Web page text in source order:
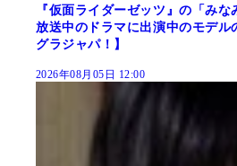
『仮面ライダーゼッツ』の「み
放送中のドラマに出演中のモデル
グラジャパ！】
2026年08月05日 12:00